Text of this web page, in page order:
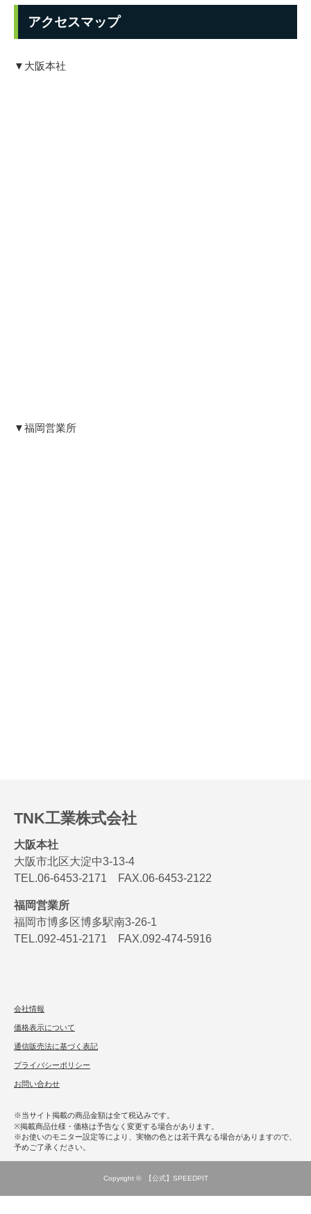
アクセスマップ
▼大阪本社
▼福岡営業所
TNK工業株式会社
大阪本社
大阪市北区大淀中3-13-4
TEL.06-6453-2171 FAX.06-6453-2122
福岡営業所
福岡市博多区博多駅南3-26-1
TEL.092-451-2171 FAX.092-474-5916
会社情報
価格表示について
通信販売法に基づく表記
プライバシーポリシー
お問い合わせ
※当サイト掲載の商品金額は全て税込みです。
※掲載商品仕様・価格は予告なく変更する場合があります。
※お使いのモニター設定等により、実物の色とは若干異なる場合がありますので、
予めご了承ください。
Copyright © 【公式】SPEEDPIT